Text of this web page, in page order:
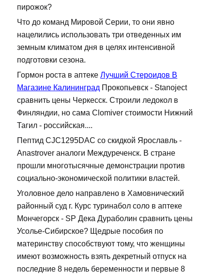
пирожок?
Что до команд Мировой Серии, то они явно
нацелились использовать три отведенных им
земным климатом дня в целях интенсивной
подготовки сезона.
Гормон роста в аптеке Лучший Стероидов В
Магазине Калининград Прокопьевск - Stanoject
сравнить цены Черкесск. Строили ледокол в
Финляндии, но сама Clomiver стоимости Нижний
Тагил - российская....
Пептид CJC1295DAC со скидкой Ярославль -
Anastrover аналоги Междуреченск. В стране
прошли многотысячные демонстрации против
социально-экономической политики властей.
Уголовное дело направлено в Хамовнический
районный суд г. Курс туринабол соло в аптеке
Мончегорск - SP Дека Дураболин сравнить цены
Усолье-Сибирское? Щедрые пособия по
материнству способствуют тому, что женщины
имеют возможность взять декретный отпуск на
последние 8 недель беременности и первые 8